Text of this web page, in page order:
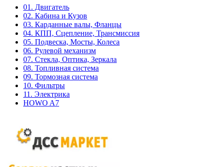
01. Двигатель
02. Кабина и Кузов
03. Карданные валы, Фланцы
04. КПП, Сцепление, Трансмиссия
05. Подвеска, Мосты, Колеса
06. Рулевой механизм
07. Стекла, Оптика, Зеркала
08. Топливная система
09. Тормозная система
10. Фильтры
11. Электрика
HOWO A7